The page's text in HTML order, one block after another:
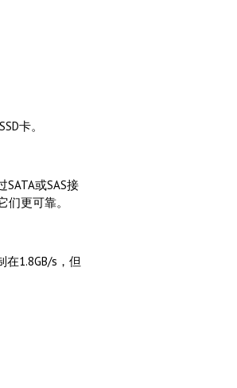
卡。
或SAS接
更可靠。
1.8GB/s，但